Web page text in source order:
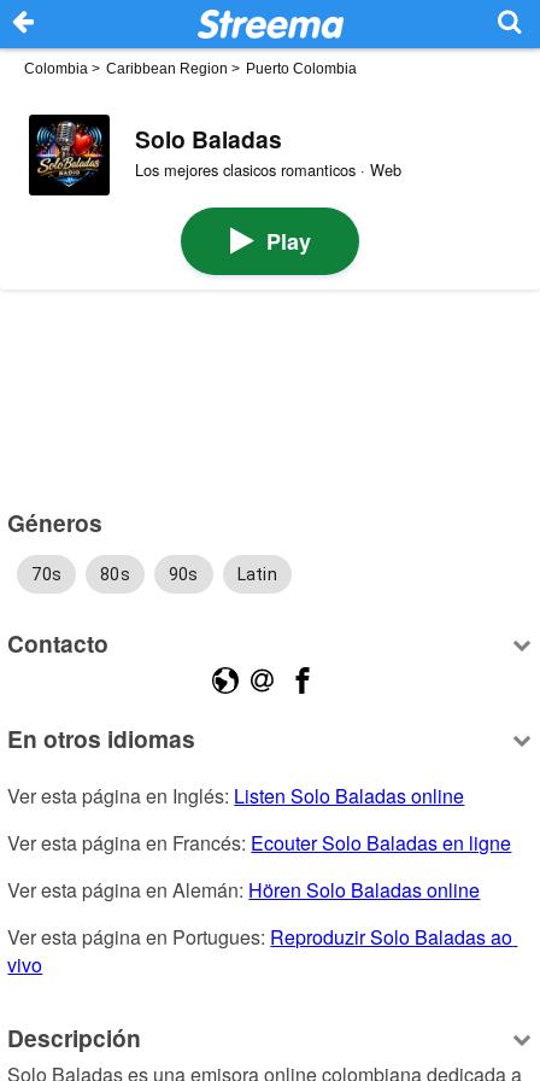
Colombia > Caribbean Region > Puerto Colombia
Solo Baladas
Los mejores clasicos romanticos · Web
Play
Géneros
70s 80s 90s Latin
Contacto
En otros idiomas
Ver esta página en Inglés: Listen Solo Baladas online
Ver esta página en Francés: Ecouter Solo Baladas en ligne
Ver esta página en Alemán: Hören Solo Baladas online
Ver esta página en Portugues: Reproduzir Solo Baladas ao
vivo
Descripción
Solo Baladas es una emisora online colombiana dedicada a